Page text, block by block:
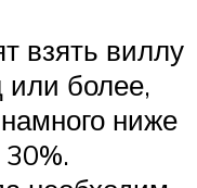
взять виллу
или более,
ниже